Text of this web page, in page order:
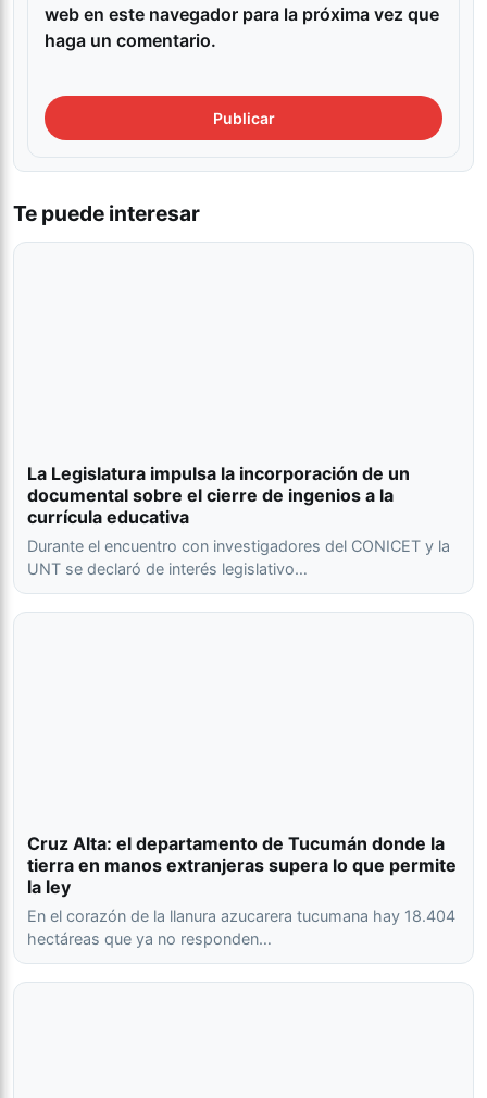
web en este navegador para la próxima vez que
haga un comentario.
Te puede interesar
La Legislatura impulsa la incorporación de un
documental sobre el cierre de ingenios a la
currícula educativa
Durante el encuentro con investigadores del CONICET y la
UNT se declaró de interés legislativo…
Cruz Alta: el departamento de Tucumán donde la
tierra en manos extranjeras supera lo que permite
la ley
En el corazón de la llanura azucarera tucumana hay 18.404
hectáreas que ya no responden…